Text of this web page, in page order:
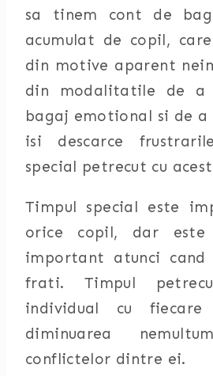
sa tinem cont de
acumulat de copil,
din motive aparent
din modalitatile de a
bagaj emotional si de a
isi descarce
special petrecut cu
Timpul special este
orice copil, dar
important atunci
frati. Timpul
individual cu
diminuarea
conflictelor dintre ei.